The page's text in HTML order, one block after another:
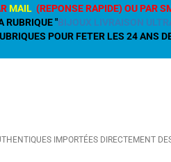
MAIL (REPONSE RAPIDE) OU PAR
RUBRIQUE "BIJOUX LIVRAISON
POUR FETER LES 24
IMPORTÉES DIRECTEMENT